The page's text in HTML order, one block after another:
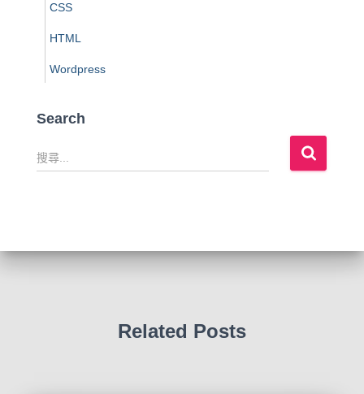
CSS
HTML
Wordpress
Search
搜
尋
Related Posts